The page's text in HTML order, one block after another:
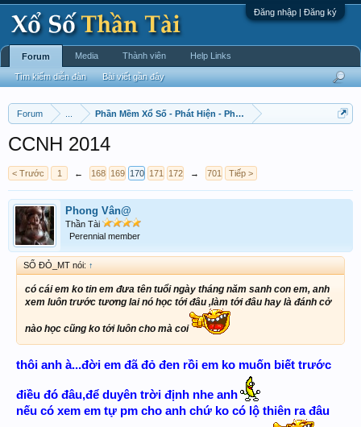
Đăng nhập | Đăng ký
Forum Phần Mềm Xổ Số - Phát Hiện - Phát Triển
CCNH 2014
< Trước 1 ← 168 169 170 171 172 → 701 Tiếp >
Phong Vân@
Thần Tài
Perennial member
SỐ ĐỎ_MT nói: ↑
có cái em ko tin em đưa tên tuổi ngày tháng năm sanh con em, anh
xem luôn trước tương lai nó học tới đâu ,làm tới đâu hay là đánh cở
nào học cũng ko tới luôn cho mà coi
thôi anh à...đời em đã đỏ đen rồi em ko muốn biết trước
điều đó đâu,để duyên trời định nhe anh
nếu có xem em tự pm cho anh chứ ko có lộ thiên ra đâu
Forum
Tìm kiếm diễn đàn Bài viết gần đây
Media Thành viên Help Links